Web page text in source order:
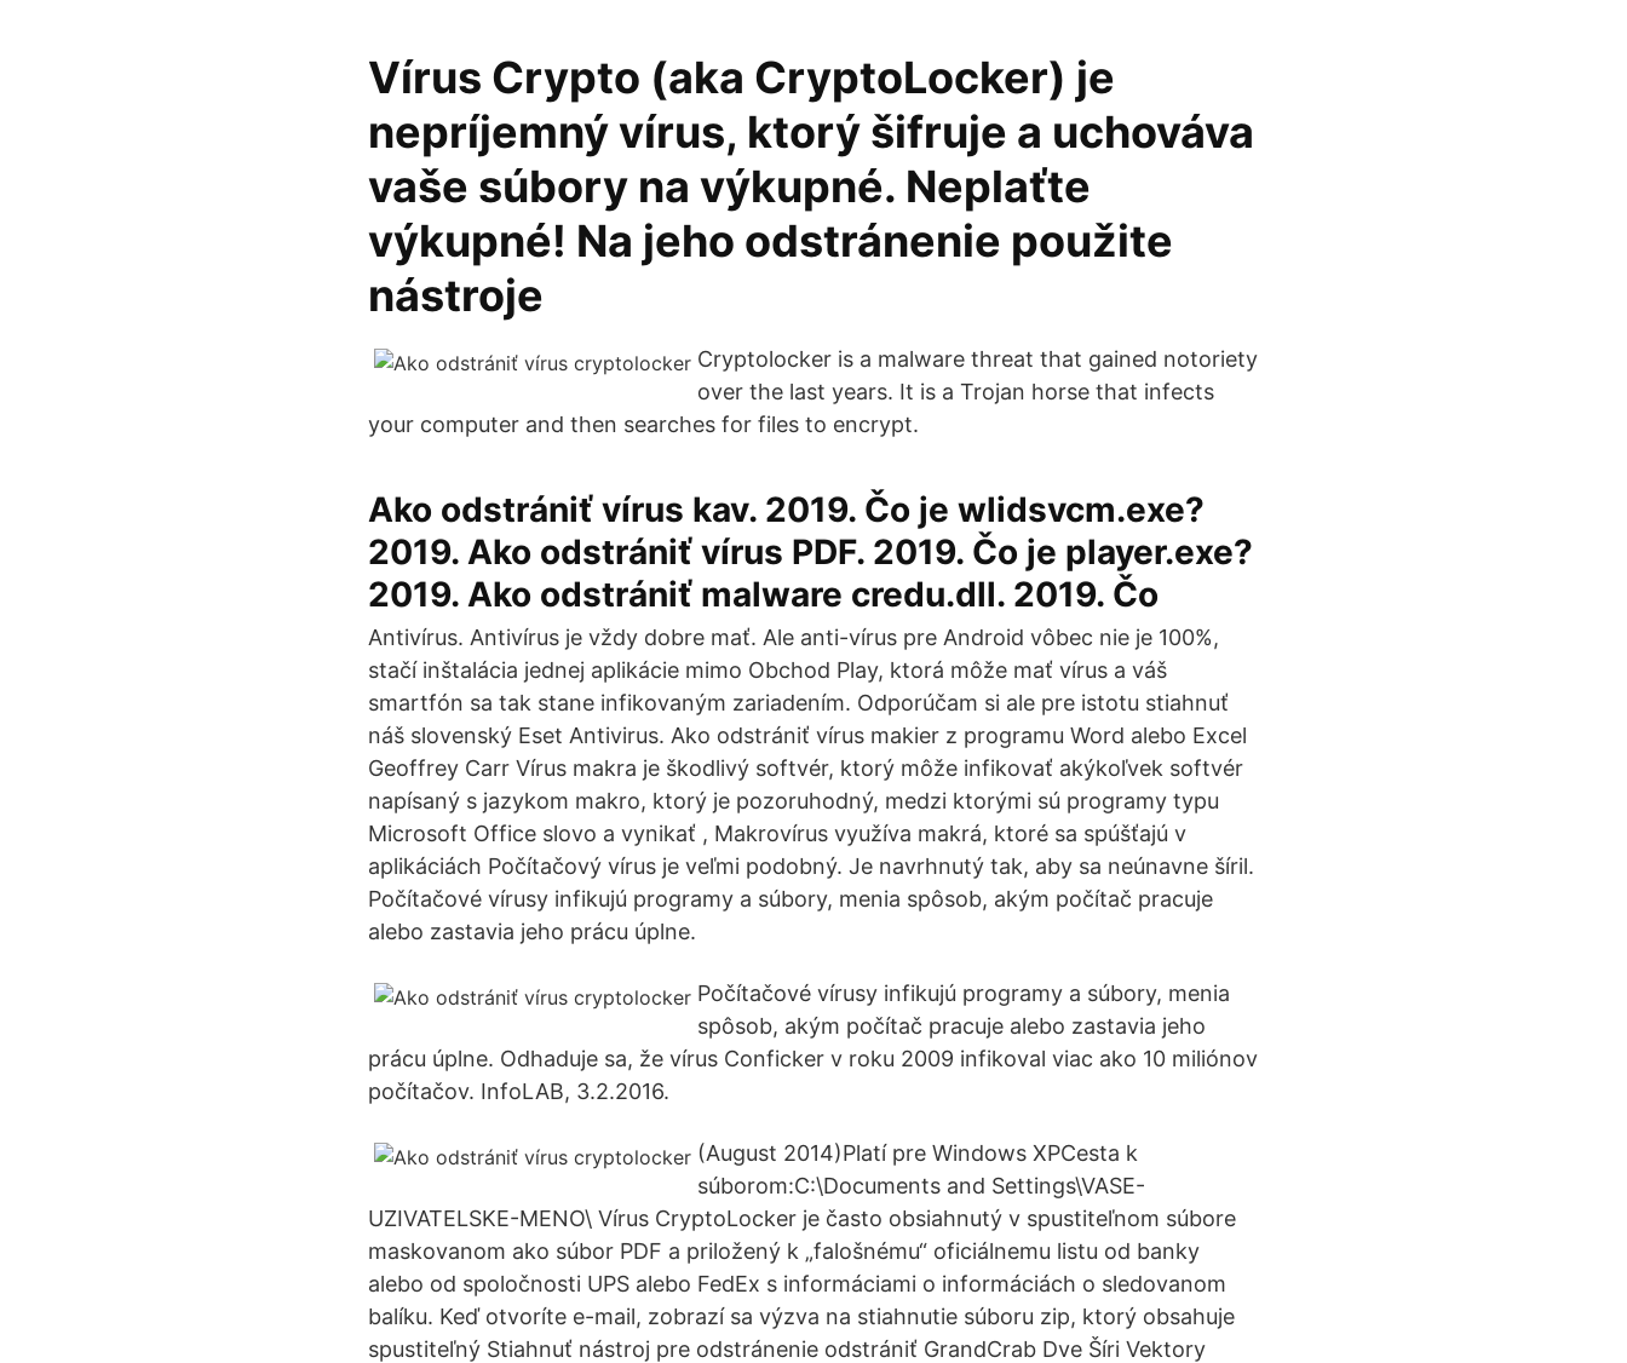
Vírus Crypto (aka CryptoLocker) je
nepríjemný vírus, ktorý šifruje a uchováva
vaše súbory na výkupné. Neplaťte
výkupné! Na jeho odstránenie použite
nástroje
Cryptolocker is a malware threat that gained notoriety
over the last years. It is a Trojan horse that infects
your computer and then searches for files to encrypt.
Ako odstrániť vírus kav. 2019. Čo je wlidsvcm.exe?
2019. Ako odstrániť vírus PDF. 2019. Čo je player.exe?
2019. Ako odstrániť malware credu.dll. 2019. Čo
Antivírus. Antivírus je vždy dobre mať. Ale anti-vírus pre Android vôbec nie je 100%,
stačí inštalácia jednej aplikácie mimo Obchod Play, ktorá môže mať vírus a váš
smartfón sa tak stane infikovaným zariadením. Odporúčam si ale pre istotu stiahnuť
náš slovenský Eset Antivirus. Ako odstrániť vírus makier z programu Word alebo Excel
Geoffrey Carr Vírus makra je škodlivý softvér, ktorý môže infikovať akýkoľvek softvér
napísaný s jazykom makro, ktorý je pozoruhodný, medzi ktorými sú programy typu
Microsoft Office slovo a vynikať , Makrovírus využíva makrá, ktoré sa spúšťajú v
aplikáciách Počítačový vírus je veľmi podobný. Je navrhnutý tak, aby sa neúnavne šíril.
Počítačové vírusy infikujú programy a súbory, menia spôsob, akým počítač pracuje
alebo zastavia jeho prácu úplne.
Počítačové vírusy infikujú programy a súbory, menia
spôsob, akým počítač pracuje alebo zastavia jeho
prácu úplne. Odhaduje sa, že vírus Conficker v roku 2009 infikoval viac ako 10 miliónov
počítačov. InfoLAB, 3.2.2016.
(August 2014)Platí pre Windows XPCesta k
súborom:C:\Documents and Settings\VASE-
UZIVATELSKE-MENO\ Vírus CryptoLocker je často obsiahnutý v spustiteľnom súbore
maskovanom ako súbor PDF a priložený k „falošnému“ oficiálnemu listu od banky
alebo od spoločnosti UPS alebo FedEx s informáciami o informáciách o sledovanom
balíku. Keď otvoríte e-mail, zobrazí sa výzva na stiahnutie súboru zip, ktorý obsahuje
spustiteľný Stiahnuť nástroj pre odstránenie odstrániť GrandCrab Dve Šíri Vektory